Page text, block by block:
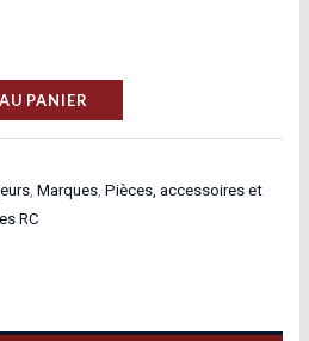
PANIER
,Marques,Pièces, accessoires et
RC